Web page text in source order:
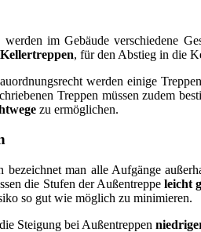
im Gebäude verschiedene
Kellertreppen, für den Abstieg in die
werden einige
Treppen müssen zudem
zu ermöglichen.
bezeichnet man alle Aufgänge
die Stufen der Außentreppeleicht
so gut wie möglich zu minimieren.
Steigung bei Außentreppen